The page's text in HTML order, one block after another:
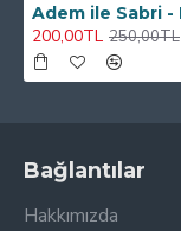
200,00TL 250,00TL
Bağlantılar
Hakkımızda